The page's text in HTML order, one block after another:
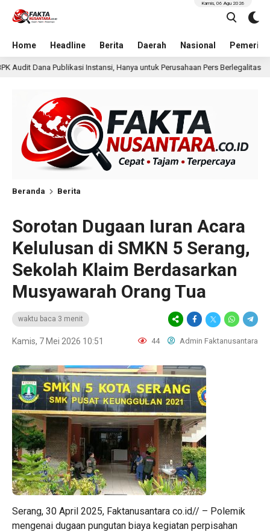
Home Headline Berita Daerah Nasional
Kamis, 06 Agu 2026
Hanya untuk Perusahaan Pers Berlegalitas 23 jam lalu Ketum
Beranda Berita
Sorotan Dugaan Iuran Acara
Kelulusan di SMKN 5 Serang,
Sekolah Klaim Berdasarkan
Musyawarah Orang Tua
waktu baca 3 menit
Kamis, 7 Mei 2026 10:51 44 Admin Faktanusantara
Serang, 30 April 2025, Faktanusantara co.id// – Polemik
mengenai dugaan pungutan biaya kegiatan perpisahan